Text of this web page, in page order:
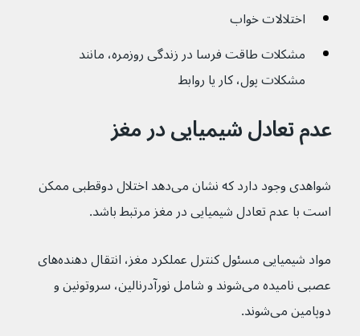
اختلالات خواب
مشکلات طاقت فرسا در زندگی روزمره، مانند
مشکلات پول، کار یا روابط
عدم تعادل شیمیایی در مغز
شواهدی وجود دارد که نشان می‌دهد اختلال دوقطبی ممکن
است با عدم تعادل شیمیایی در مغز مرتبط باشد.
مواد شیمیایی مسئول کنترل عملکرد مغز، انتقال دهنده‌های
عصبی نامیده می‌شوند و شامل نورآدرنالین، سروتونین و
دوپامین می‌شوند.